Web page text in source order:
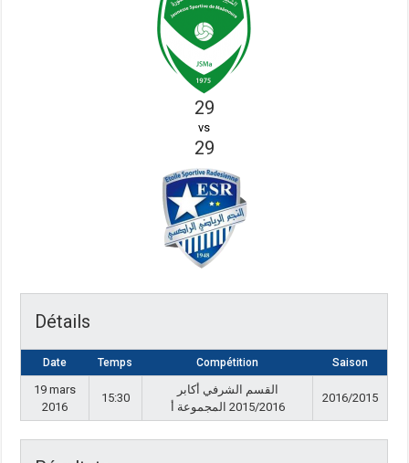
29
vs
29
Détails
Date Temps Compétition Saison
19 mars
2016
15:30
القسم الشرفي أكابر
2015/2016 المجموعة أ
2016/2015